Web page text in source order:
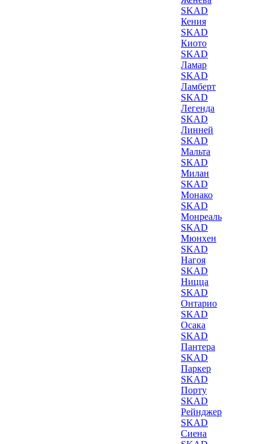
SKAD
Кения
SKAD
Киото
SKAD
Ламар
SKAD
Ламберт
SKAD
Легенда
SKAD
Линней
SKAD
Мальта
SKAD
Милан
SKAD
Монако
SKAD
Монреаль
SKAD
Мюнхен
SKAD
Нагоя
SKAD
Ницца
SKAD
Онтарио
SKAD
Осака
SKAD
Пантера
SKAD
Паркер
SKAD
Порту
SKAD
Рейнджер
SKAD
Сиена